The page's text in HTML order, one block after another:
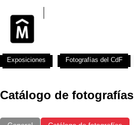
Catálogo de fotografías
Exposiciones Fotografías del CdF